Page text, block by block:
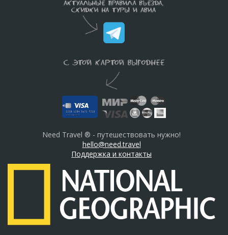
Need Travel ® - путешествовать нужно!
hello@need.travel
Поддержка и контакты